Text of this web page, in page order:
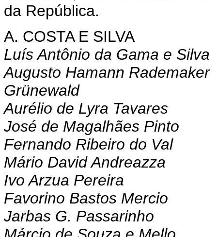
da República.
A. COSTA E SILVA
Luís Antônio da Gama e Silva
Augusto Hamann Rademaker
Grünewald
Aurélio de Lyra Tavares
José de Magalhães Pinto
Fernando Ribeiro do Val
Mário David Andreazza
Ivo Arzua Pereira
Favorino Bastos Mercio
Jarbas G. Passarinho